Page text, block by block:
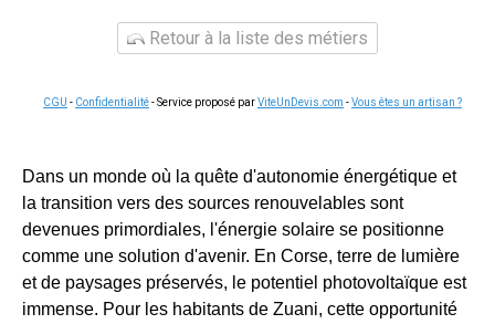
Retour à la liste des métiers
CGU - Confidentialité- Service proposé parViteUnDevis.com -Vous êtes un artisan ?
Dans un monde où la quête d'autonomie énergétique et
la transition vers des sources renouvelables sont
devenues primordiales, l'énergie solaire se positionne
comme une solution d'avenir. En Corse, terre de lumière
et de paysages préservés, le potentiel photovoltaïque est
immense. Pour les habitants de Zuani, cette opportunité